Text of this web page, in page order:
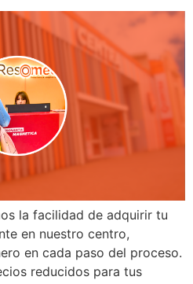
la facilidad de adquirir tu
en nuestro centro,
en cada paso del proceso.
reducidos para tus